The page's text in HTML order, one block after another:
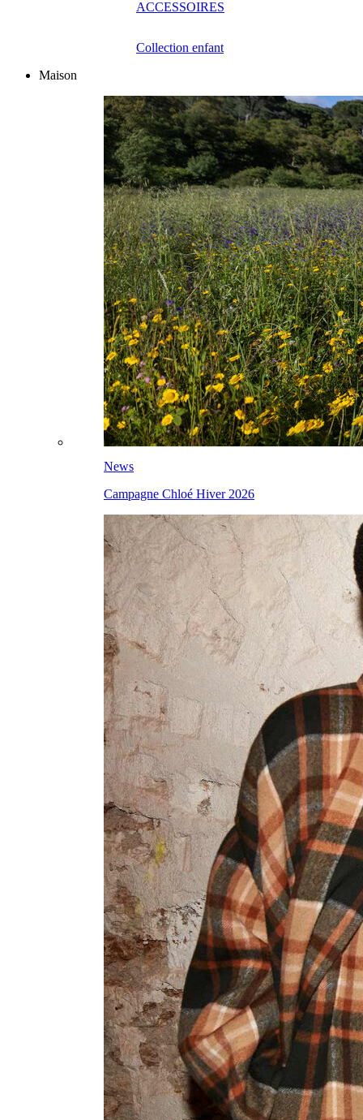
ACCESSOIRES
Collection enfant
Maison
News
Campagne Chloé Hiver 2026